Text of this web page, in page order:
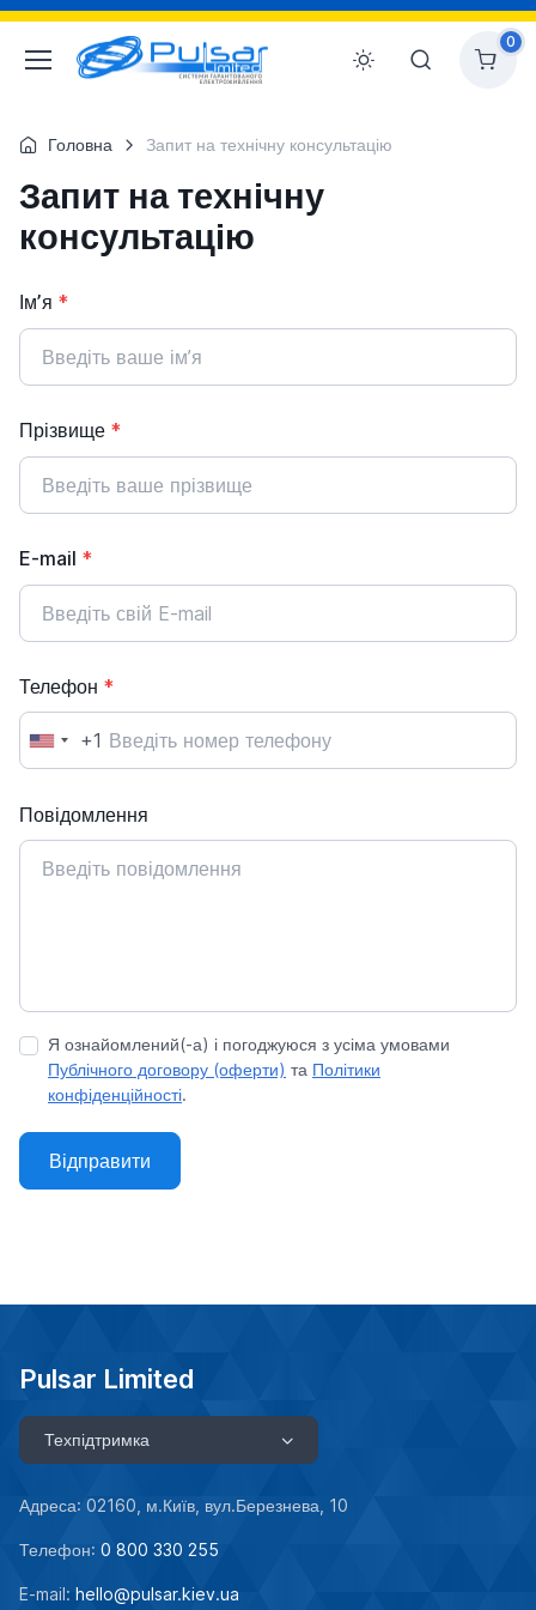
0
Головна Запит на технічну консультацію
Запит на технічну
консультацію
Імʼя *
Прізвище *
E-mail *
Телефон *
+1
Повідомлення
Я ознайомлений(-а) і погоджуюся з усіма умовами
Публічного договору (оферти) та Політики
конфіденційності.
Відправити
Pulsar Limited
Техпідтримка
Адреса: 02160, м.Київ, вул.Березнева, 10
Телефон: 0 800 330 255
E-mail: hello@pulsar.kiev.ua